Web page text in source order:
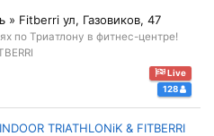
Fitberri ул, Газовиков, 47
по Триатлону в фитнес-центре!
Live
128
TRIATHLONiK & FITBERRI